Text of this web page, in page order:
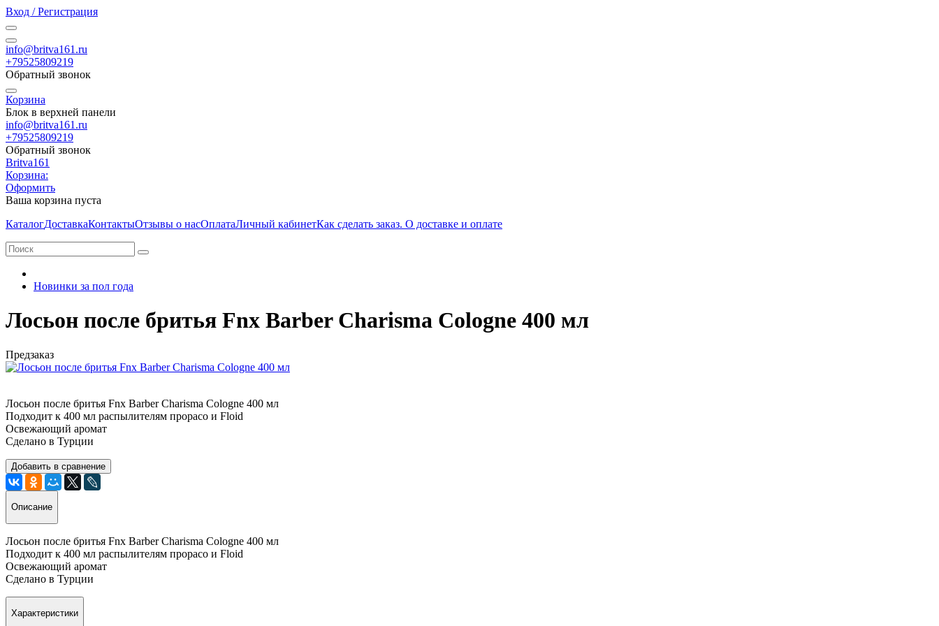
Вход / Регистрация
info@britva161.ru
+79525809219
Обратный звонок
Корзина
Блок в верхней панели
info@britva161.ru
+79525809219
Обратный звонок
Britva161
Корзина:
Оформить
Ваша корзина пуста
КаталогДоставкаКонтактыОтзывы о насОплатаЛичный кабинетКак сделать заказ. О доставке и оплате
Новинки за пол года
Лосьон после бритья Fnx Barber Charisma Cologne 400 мл
Предзаказ
Лосьон после бритья Fnx Barber Charisma Cologne 400 мл
Подходит к 400 мл распылителям прорасо и Floid
Освежающий аромат
Сделано в Турции
Добавить в сравнение
Описание
Лосьон после бритья Fnx Barber Charisma Cologne 400 мл
Подходит к 400 мл распылителям прорасо и Floid
Освежающий аромат
Сделано в Турции
Характеристики